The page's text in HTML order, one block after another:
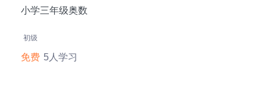
小学三年级奥数
初级
免费 5人学习